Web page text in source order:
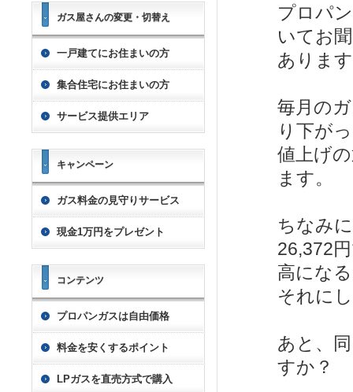
プロパ
いてお
ありま
毎月の
り下が
値上げ
ます。
ちなみ
26,372
高にな
それに
あと、
すか？
ガス屋さんの変更・切替え
一戸建てにお住まいの方
集合住宅にお住まいの方
サービス提供エリア
キャンペーン
ガス料金の見守りサービス
現金1万円をプレゼント
コンテンツ
プロパンガスは自由価格
料金を安くするポイント
LPガスを直売方式で購入